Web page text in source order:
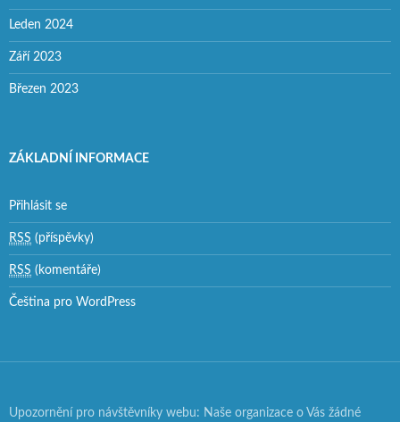
Leden 2024
Září 2023
Březen 2023
ZÁKLADNÍ INFORMACE
Přihlásit se
RSS (příspěvky)
RSS (komentáře)
Čeština pro WordPress
Upozornění pro návštěvníky webu: Naše organizace o Vás žádné